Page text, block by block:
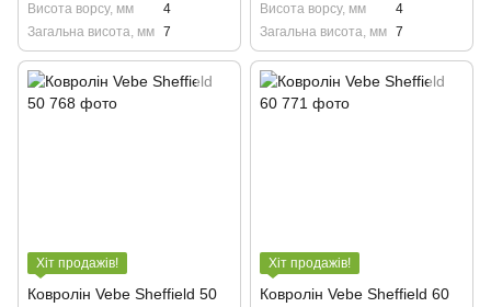
Висота ворсу, мм
4
Загальна висота, мм 7
Висота ворсу, мм
4
Загальна висота, мм 7
Хіт продажів!
Ковролін Vebe Sheffield 50
Хіт продажів!
Ковролін Vebe Sheffield 60